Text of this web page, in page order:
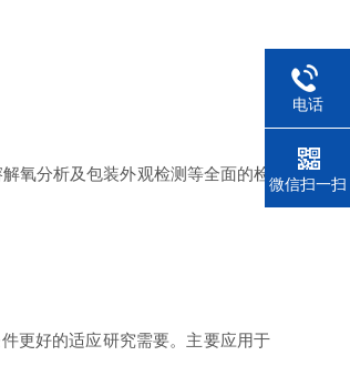
氧分析及包装外观检测等全面的检
更好的适应研究需要。主要应用于
电话
微信扫一扫